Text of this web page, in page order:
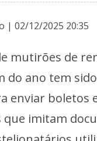
| 02/12/2025 20:35
mutirões de
do ano tem
enviar boletos
imitam